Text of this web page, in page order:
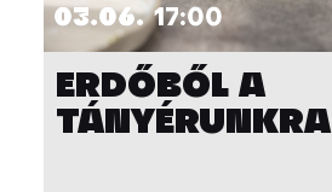
03.06. 17:00
ERDŐBŐL A
TÁNYÉRUNKRA